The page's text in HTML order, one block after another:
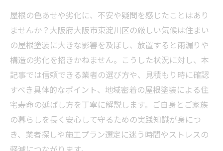
屋根の色あせや劣化に、不安や疑問を感じたことはあり
ませんか？大阪府大阪市東淀川区の厳しい気候は住まい
の屋根塗装に大きな影響を及ぼし、放置すると雨漏りや
構造の劣化を招きかねません。こうした状況に対し、本
記事では信頼できる業者の選び方や、見積もり時に確認
すべき具体的なポイント、地域密着の屋根塗装による住
宅寿命の延ばし方を丁寧に解説します。ご自身とご家族
の暮らしを長く安心して守るための実践知識が身につ
き、業者探しや施工プラン選定に迷う時間やストレスの